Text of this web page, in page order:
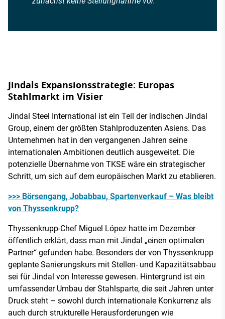
Jindals Expansionsstrategie: Europas
Stahlmarkt im Visier
Jindal Steel International ist ein Teil der indischen Jindal
Group, einem der größten Stahlproduzenten Asiens. Das
Unternehmen hat in den vergangenen Jahren seine
internationalen Ambitionen deutlich ausgeweitet. Die
potenzielle Übernahme von TKSE wäre ein strategischer
Schritt, um sich auf dem europäischen Markt zu etablieren.
>>> Börsengang, Jobabbau, Spartenverkauf – Was bleibt
von Thyssenkrupp?
Thyssenkrupp-Chef Miguel López hatte im Dezember
öffentlich erklärt, dass man mit Jindal „einen optimalen
Partner“ gefunden habe. Besonders der von Thyssenkrupp
geplante Sanierungskurs mit Stellen- und Kapazitätsabbau
sei für Jindal von Interesse gewesen. Hintergrund ist ein
umfassender Umbau der Stahlsparte, die seit Jahren unter
Druck steht – sowohl durch internationale Konkurrenz als
auch durch strukturelle Herausforderungen wie